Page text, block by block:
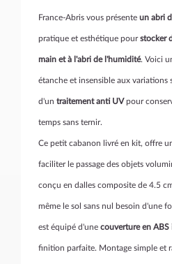
France-Abris vous présente un abri
pratique et esthétique pourstocker
main et à l'abri de l'humidité. Voici
étanche et insensible aux variations
d'un traitement anti UVpour
temps sans ternir.
Ce petit cabanon livré en kit, offre
faciliter le passage des objets
conçu en dalles composite de 4.5
même le sol sans nul besoin d'une
est équipé d'une couverture en
finition parfaite. Montage simple et